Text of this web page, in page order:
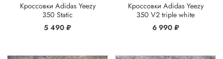
Кроссовки Adidas Yeezy
350 Static
5 490 ₽
Кроссовки Adidas Yeezy
350 V2 triple white
6 990 ₽